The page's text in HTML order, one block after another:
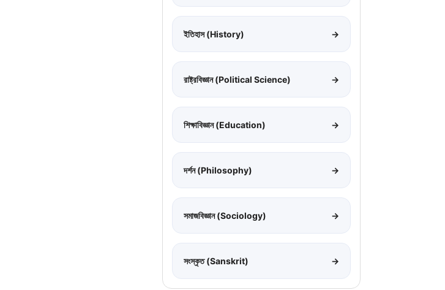
ইতিহাস (History) →
রাষ্ট্রবিজ্ঞান (Political Science) →
শিক্ষাবিজ্ঞান (Education) →
দর্শন (Philosophy) →
সমাজবিজ্ঞান (Sociology) →
সংস্কৃত (Sanskrit) →